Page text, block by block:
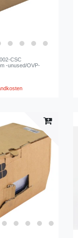
CSC
-unused/OVP-